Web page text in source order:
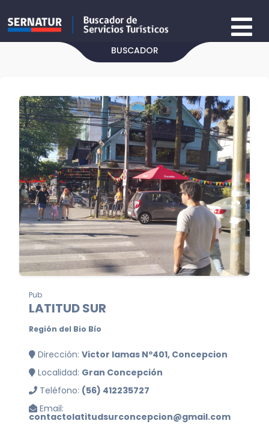
BUSCADOR
Pub
LATITUD SUR
Región del Bio Bío
Dirección: Victor lamas Nº401, Concepcion
Localidad: Gran Concepción
Teléfono: (56) 412235727
Email:
contactolatitudsurconcepcion@gmail.com